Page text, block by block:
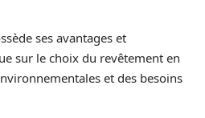
ses avantages et
sur le choix du revêtement en
et des besoins